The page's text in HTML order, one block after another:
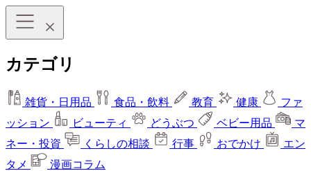
カテゴリ
雑貨・日用品 食品・飲料 教育 健康
ファ
ッション
ビューティ どうぶつ ベビー用品
マ
ネー・投資
くらしの相談 行事 おでかけ
エン
タメ
漫画コラム